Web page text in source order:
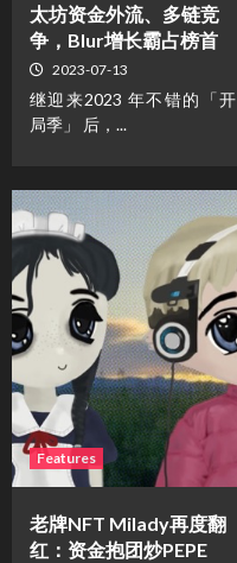
太坊资金外流、多链竞
争，Blur增长霸占榜首
2023-07-13
继迎来2023 年不错的「开
局季」 后，...
Features
老牌NFT Milady再度翻
红：资金抱团炒PEPE